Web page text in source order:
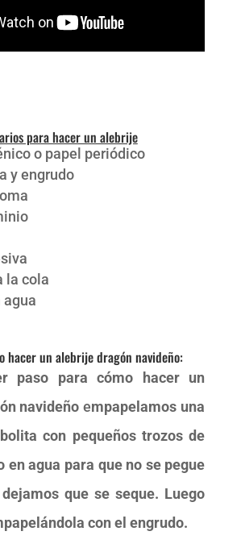
para hacer un alebrije
o papel periódico
y engrudo
la cola
agua
hacer un alebrije dragón navideño:
paso para cómo hacer un
navideño empapelamos una
con pequeños trozosde
en agua para que no se pegue
que se seque. Luego
con el engrudo.